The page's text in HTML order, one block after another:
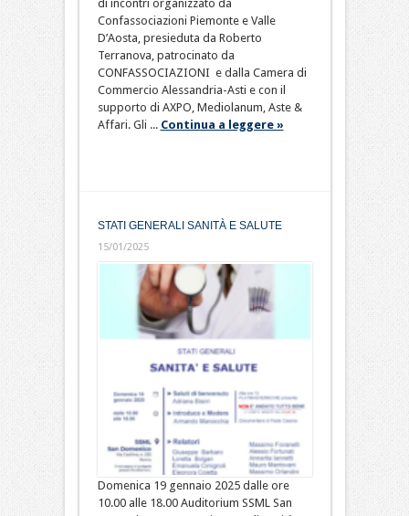
di incontri organizzato da
Confassociazioni Piemonte e Valle
D’Aosta, presieduta da Roberto
Terranova, patrocinato da
CONFASSOCIAZIONI e dalla Camera di
Commercio Alessandria-Asti e con il
supporto di AXPO, Mediolanum, Aste &
Affari. Gli ... Continua a leggere »
STATI GENERALI SANITÀ E SALUTE
15/01/2025
Domenica 19 gennaio 2025 dalle ore
10.00 alle 18.00 Auditorium SSML San